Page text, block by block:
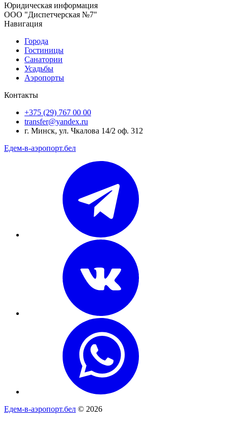
Юридическая информация
ООО "Диспетчерская №7"
Навигация
Города
Гостиницы
Санатории
Усадьбы
Аэропорты
Контакты
+375 (29) 767 00 00
transfer@yandex.ru
г. Минск, ул. Чкалова 14/2 оф. 312
Едем-в-аэропорт.бел
Едем-в-аэропорт.бел © 2026